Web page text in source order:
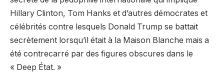
Hillary Clinton, Tom Hanks et d’autres démocrates et
célébrités contre lesquels Donald Trump se battait
secrètement lorsqu’il était à la Maison Blanche mais a
été contrecarré par des figures obscures dans le
« Deep État. »